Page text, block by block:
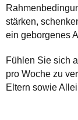
stärken,
ein geborgenes
Fühlen Sie sich
pro Woche zu
Eltern sowie